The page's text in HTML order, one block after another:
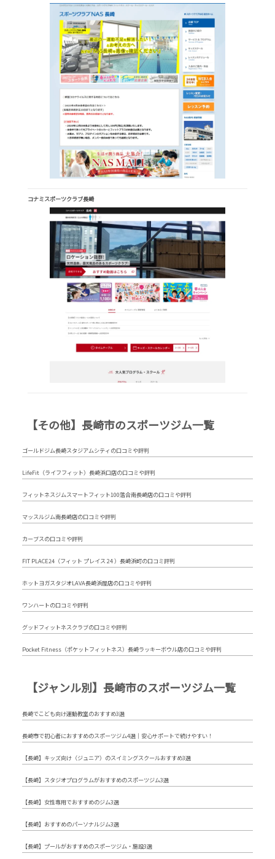
コナミスポーツクラブ長崎
【その他】長崎市のスポーツジム一覧
ゴールドジム長崎スタジアムシティの口コミや評判
LifeFit（ライフフィット）長崎浜口店の口コミや評判
フィットネスジムスマートフィット100落合南長崎店の口コミや評判
マッスルジム南長崎店の口コミや評判
カーブスの口コミや評判
FIT PLACE24（フィット プレイス 24 ）長崎浜町の口コミ評判
ホットヨガスタジオLAVA長崎浜屋店の口コミや評判
ワンハートの口コミや評判
グッドフィットネスクラブの口コミや評判
Pocket Fitness（ポケットフィットネス）長崎ラッキーボウル店の口コミや評判
【ジャンル別】長崎市のスポーツジム一覧
長崎でこども向け運動教室のおすすめ3選
長崎市で初心者におすすめのスポーツジム4選｜安心サポートで続けやすい！
【長崎】キッズ向け（ジュニア）のスイミングスクールおすすめ3選
【長崎】スタジオプログラムがおすすめのスポーツジム3選
【長崎】女性専用でおすすめのジム3選
【長崎】おすすめのパーソナルジム3選
【長崎】プールがおすすめのスポーツジム・施設3選